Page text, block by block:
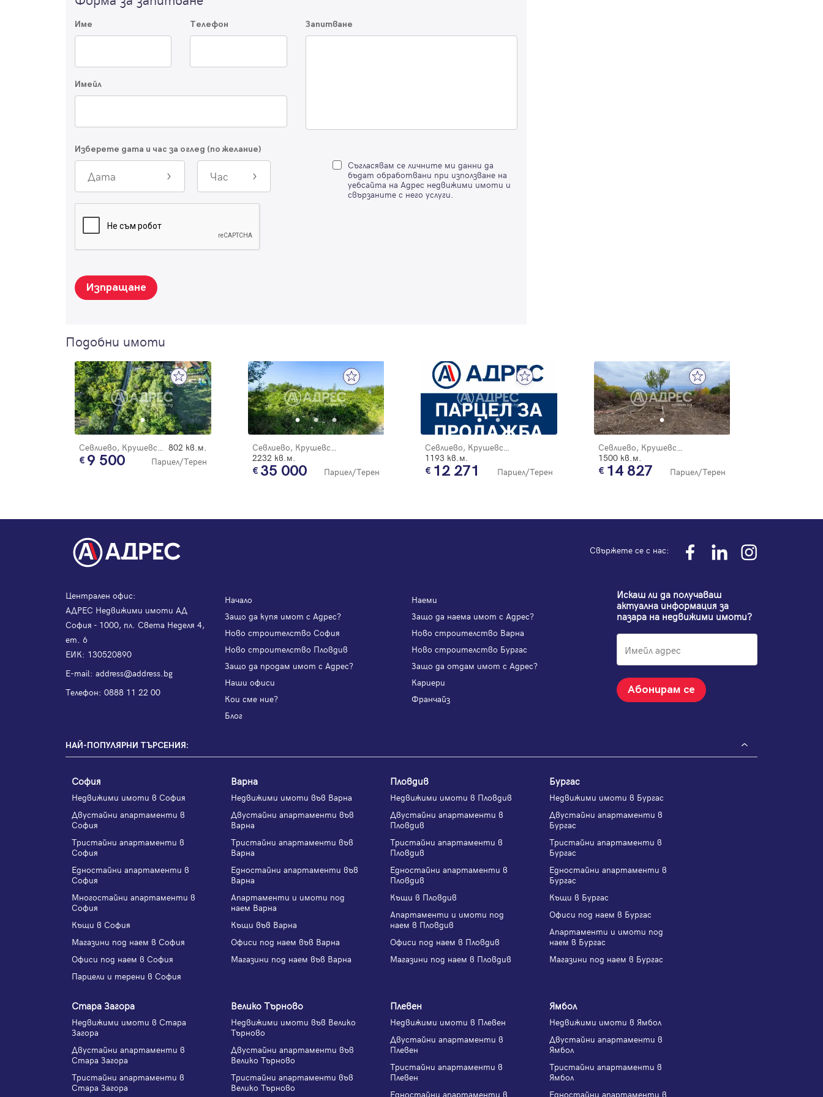
Име Телефон
Имейл
Запитване
Изберете дата и час за оглед (по желание)
Дата Час
Съгласявам се личните ми данни да
бъдат обработвани при използване на
уебсайта на Адрес недвижими имоти и
свързаните с него услуги.
Изпращане
Подобни имоти
Севлиево, Крушевски баир 802 кв.м.
9 500 Парцел/Терен
Севлиево, Крушевски баир
2232 кв.м.
35 000 Парцел/Терен
Севлиево, Крушевски баир
1193 кв.м.
12 271 Парцел/Терен
Севлиево, Крушевски баир
1500 кв.м.
14 827 Парцел/Терен
регистрацията.
Свържете се с нас:
Централен офис:
АДРЕС Недвижими имоти АД
София - 1000, пл. Света Неделя 4,
ет. 6
ЕИК: 130520890
Е-mail: address@address.bg
Телефон: 0888 11 22 00
Начало
Наеми
Защо да купя имот с Адрес?
Защо да наема имот с Адрес?
Ново строителство София
Ново строителство Варна
Ново строителство Пловдив
Ново строителство Бургас
Защо да продам имот с Адрес?
Защо да отдам имот с Адрес?
Наши офиси
Кариери
Кои сме ние?
Франчайз
Блог
Искаш ли да получаваш
актуална информация за
пазара на недвижими имоти?
Абонирам се
НАЙ-ПОПУЛЯРНИ ТЪРСЕНИЯ:
София
Недвижими имоти в София
Двустайни апартаменти в
София
Тристайни апартаменти в
София
Едностайни апартаменти в
София
Многостайни апартаменти в
София
Къщи в София
Магазини под наем в София
Офиси под наем в София
Парцели и терени в София
Варна
Недвижими имоти във Варна
Двустайни апартаменти във
Варна
Тристайни апартаменти във
Варна
Едностайни апартаменти във
Варна
Апартаменти и имоти под
наем Варна
Къщи във Варна
Офиси под наем във Варна
Магазини под наем във Варна
Пловдив
Недвижими имоти в Пловдив
Двустайни апартаменти в
Пловдив
Тристайни апартаменти в
Пловдив
Едностайни апартаменти в
Пловдив
Къщи в Пловдив
Апартаменти и имоти под
наем в Пловдив
Офиси под наем в Пловдив
Магазини под наем в Пловдив
Бургас
Недвижими имоти в Бургас
Двустайни апартаменти в
Бургас
Тристайни апартаменти в
Бургас
Едностайни апартаменти в
Бургас
Къщи в Бургас
Офиси под наем в Бургас
Апартаменти и имоти под
наем в Бургас
Магазини под наем в Бургас
Стара Загора
Недвижими имоти в Стара
Загора
Двустайни апартаменти в
Стара Загора
Тристайни апартаменти в
Стара Загора
Велико Търново
Недвижими имоти във Велико
Търново
Двустайни апартаменти във
Велико Търново
Тристайни апартаменти във
Велико Търново
Плевен
Недвижими имоти в Плевен
Двустайни апартаменти в
Плевен
Тристайни апартаменти в
Плевен
Едностайни апартаменти в
Ямбол
Недвижими имоти в Ямбол
Двустайни апартаменти в
Ямбол
Тристайни апартаменти в
Ямбол
Едностайни апартаменти в